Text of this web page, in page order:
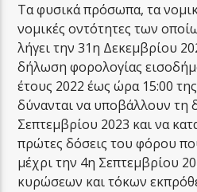
Τα φυσικά πρόσωπα, τα
νομικές οντότητες των
λήγει την 31η Δεκεμβρίου
δήλωση φορολογίας
έτους 2022 έως ώρα 15:00
δύνανται να υποβάλλουν τη
Σεπτεμβρίου 2023 και να
πρώτες δόσεις του φόρου
μέχρι την 4η Σεπτεμβρίου
κυρώσεων και τόκων